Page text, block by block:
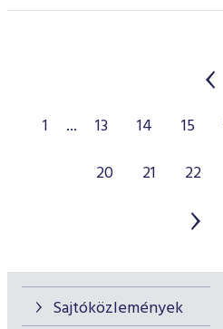
Sajtóközlemények
1 ... 13 14 15
20
21 22